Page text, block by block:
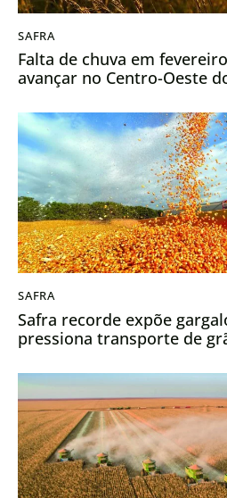
SAFRA
Falta de chuva em
avançar no Centro-Oeste
SAFRA
Safra recorde expõe
pressiona transporte de